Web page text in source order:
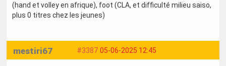
(hand et volley en afrique), foot (CLA, et difficulté milieu saiso,
plus 0 titres chez les jeunes)
#3387 05-06-2025 12:45
mestiri67